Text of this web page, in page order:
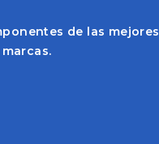
de las mejores
marcas.